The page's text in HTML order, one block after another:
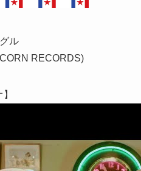
ル
RECORDS)